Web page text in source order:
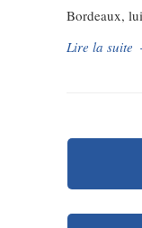
Bordeaux,
Lire la suite